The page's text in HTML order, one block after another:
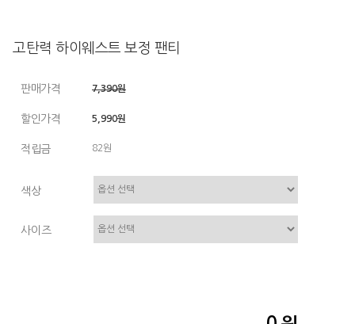
고탄력 하이웨스트 보정 팬티
판매가격 7,390원
할인가격 5,990원
적립금 82원
색상
사이즈